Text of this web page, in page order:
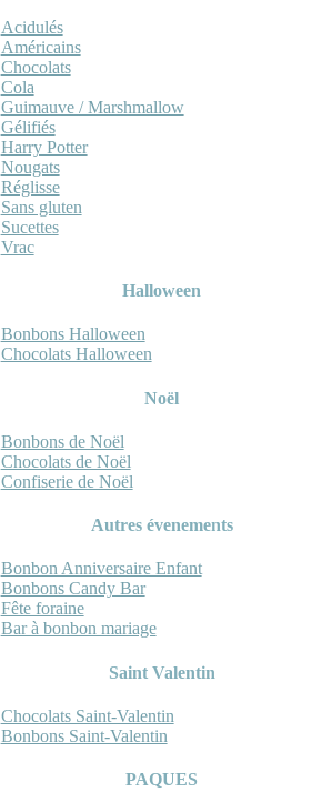
Acidulés
Américains
Chocolats
Cola
Guimauve / Marshmallow
Gélifiés
Harry Potter
Nougats
Réglisse
Sans gluten
Sucettes
Vrac
Halloween
Bonbons Halloween
Chocolats Halloween
Noël
Bonbons de Noël
Chocolats de Noël
Confiserie de Noël
Autres évenements
Bonbon Anniversaire Enfant
Bonbons Candy Bar
Fête foraine
Bar à bonbon mariage
Saint Valentin
Chocolats Saint-Valentin
Bonbons Saint-Valentin
PAQUES